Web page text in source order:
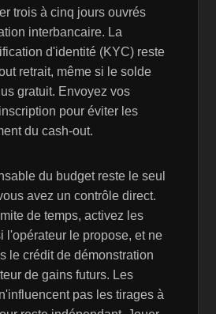
trois à cinq jours ouvrés
interbancaire. La
d'identité (KYC) reste
retrait, même si le solde
gratuit. Envoyez vos
pour éviter les
du cash-out.
du budget reste le seul
avez un contrôle direct.
de temps, activez les
l'opérateur le propose, et ne
le crédit de démonstration
de gains futurs. Les
pas les tirages à